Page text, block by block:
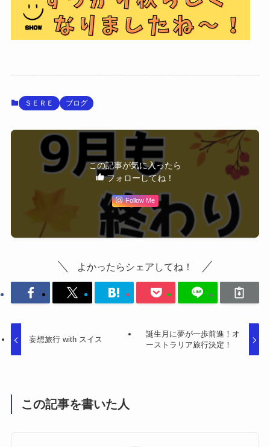
ＳＥＲＥ ブログ
この記事が気に入ったら
フォローしてね！
Follow Me
よかったらシェアしてね！
妄想旅行 with スイス
誕生月に夢が一歩前進！オ
ーストラリア旅行決定！
この記事を書いた人